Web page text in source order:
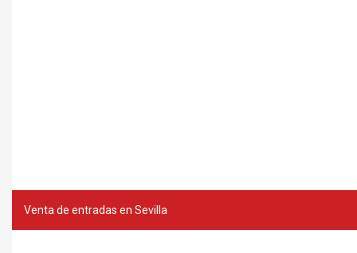
Venta de entradas en Sevilla